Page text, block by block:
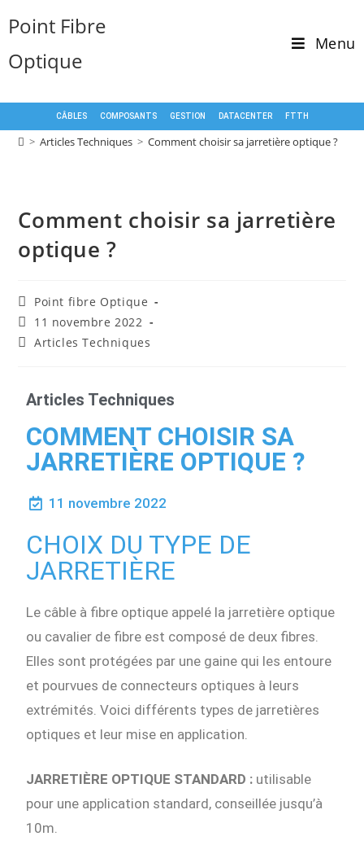
Point Fibre
Optique
Menu
CÂBLES COMPOSANTS GESTION DATACENTER FTTH
> Articles Techniques > Comment choisir sa jarretière optique ?
Comment choisir sa jarretière
optique ?
Point fibre Optique
11 novembre 2022
Articles Techniques
Articles Techniques
COMMENT CHOISIR SA
JARRETIÈRE OPTIQUE ?​
11 novembre 2022
CHOIX DU TYPE DE
JARRETIÈRE
Le câble à fibre optique appelé la jarretière optique
ou cavalier de fibre est composé de deux fibres.
Elles sont protégées par une gaine qui les entoure
et pourvues de connecteurs optiques à leurs
extrémités. Voici différents types de jarretières
optiques et leur mise en application.
JARRETIÈRE OPTIQUE STANDARD : utilisable
pour une application standard, conseillée jusqu’à
10m.